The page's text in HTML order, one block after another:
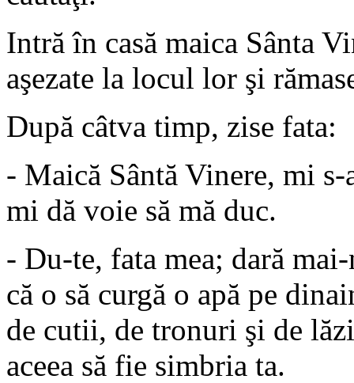
Intră în casă maica Sânta
aşezate la locul lor şi
După câtva timp, zise fata:
- Maică Sântă Vinere, mi
mi dă voie să mă duc.
- Du-te, fata mea; dară
că o să curgă o apă pe
de cutii, de tronuri şi de
aceea să fie simbria ta.